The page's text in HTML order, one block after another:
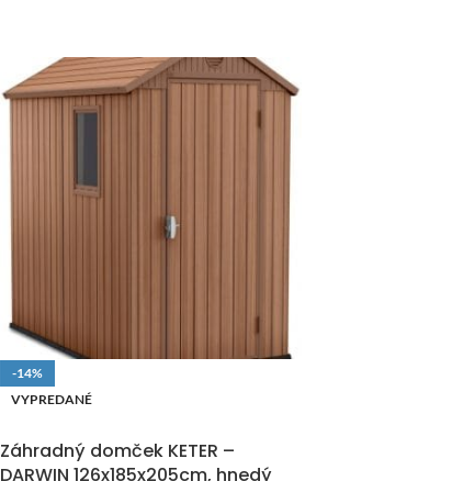
-14%
VYPREDANÉ
Záhradný domček KETER –
DARWIN 126x185x205cm, hnedý